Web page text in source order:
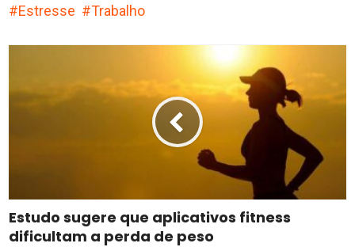
Estresse Trabalho
Estudo sugere que aplicativos fitness
dificultam a perda de peso